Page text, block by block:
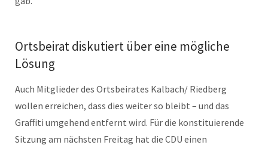
Ortsbeirat diskutiert über eine mögliche
Lösung
Auch Mitglieder des Ortsbeirates Kalbach/ Riedberg
wollen erreichen, dass dies weiter so bleibt – und das
Graffiti umgehend entfernt wird. Für die konstituierende
Sitzung am nächsten Freitag hat die CDU einen